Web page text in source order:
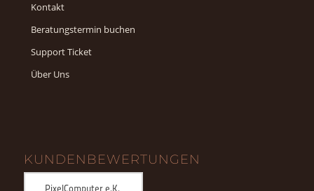
Kontakt
Beratungstermin buchen
Support Ticket
Über Uns
KUNDENBEWERTUNGEN